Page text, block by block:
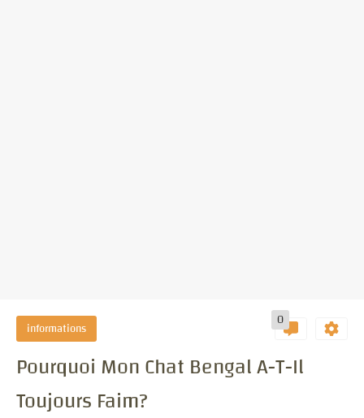
informations 0
Pourquoi Mon Chat Bengal A-T-Il
Toujours Faim?